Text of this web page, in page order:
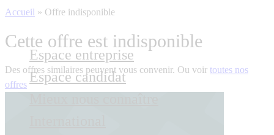
Espace entreprise
Espace candidat
Accueil » Offre indisponible
Cette offre est indisponible
Des offres similaires peuvent vous convenir. Ou voir toutes nos
offres